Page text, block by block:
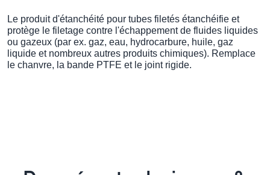
Le produit d'étanchéité pour tubes filetés étanchéifie et
protège le filetage contre l'échappement de fluides liquides
ou gazeux (par ex. gaz, eau, hydrocarbure, huile, gaz
liquide et nombreux autres produits chimiques). Remplace
le chanvre, la bande PTFE et le joint rigide.